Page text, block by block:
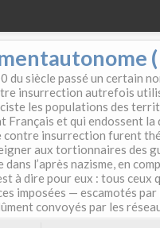
du siècle passé un certain
insurrection autrefois
les populations des
Français et qui endossent
insurrection furent
aux tortionnaires des
l’après nazisme, en
à dire pour eux : tous
imposées — escamotés par
convoyés par les